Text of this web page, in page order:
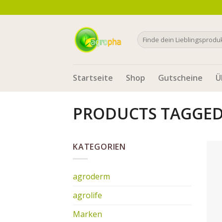
to
Search
for:
Startseite Shop Gutscheine
PRODUCTS
KATEGORIEN
agroderm
agrolife
Marken